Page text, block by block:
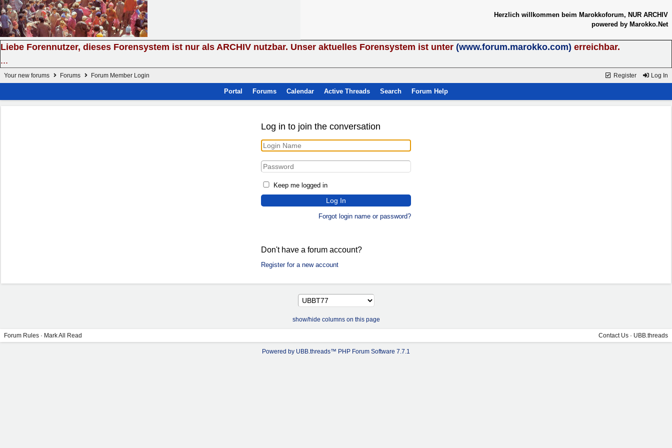
Herzlich willkommen beim Marokkoforum, NUR ARCHIV
powered by Marokko.Net
Liebe Forennutzer, dieses Forensystem ist nur als ARCHIV nutzbar. Unser aktuelles Forensystem ist unter (www.forum.marokko.com) erreichbar.
...
Register Log In
Your new forums Forums Forum Member Login
Portal Forums Calendar Active Threads Search Forum Help
Log in to join the conversation
Keep me logged in
Forgot login name or password?
Don't have a forum account?
Register for a new account
show/hide columns on this page
Forum Rules · Mark All Read Contact Us · UBB.threads
Powered by UBB.threads™ PHP Forum Software 7.7.1